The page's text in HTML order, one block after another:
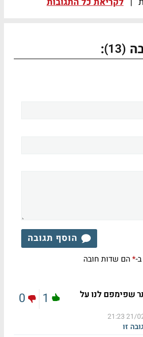
(13)
:
הוסף תגובה
*הם שדות חובה
שפימפם לנו על
21/02/
זו
1
0